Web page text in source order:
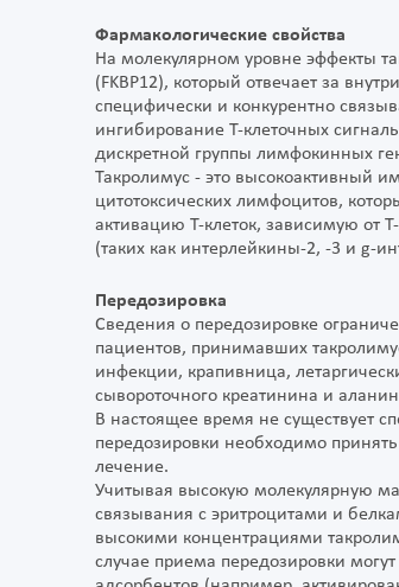
Фармакологические свойства
На молекулярном уровне эффекты
(FKBP12), который отвечает за
специфически и конкурентно
ингибирование Т-клеточных
дискретной группы лимфокинных
Такролимус - это высокоактивный
цитотоксических лимфоцитов,
активацию Т-клеток, зависимую от
(таких как интерлейкины-2, -3 и g-
Передозировка
Сведения о передозировке
пациентов, принимавших
инфекции, крапивница,
сывороточного креатинина и
В настоящее время не существует
передозировки необходимо
лечение.
Учитывая высокую молекулярную
связывания с эритроцитами и
высокими концентрациями
случае приема передозировки